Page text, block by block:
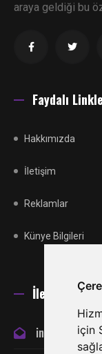
için
araya geldiği bu
Faydalı
Hakkımızda
İletişim
Reklamlar
Künye Bilgileri
İletişim